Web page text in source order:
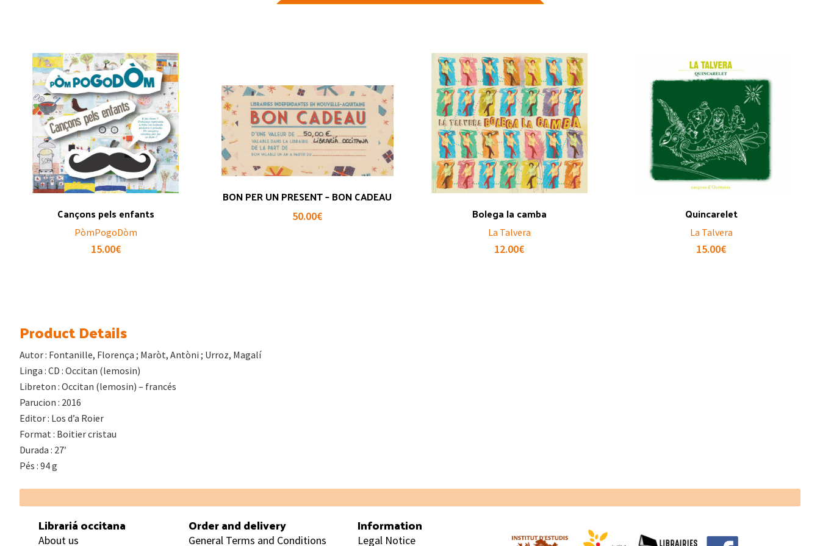
Cançons pels enfants
PòmPogoDòm
15.00€
BON PER UN PRESENT – BON CADEAU
50.00€ Bolega la camba
La Talvera
12.00€
Quincarelet
La Talvera
15.00€
Product Details
Autor : Fontanille, Florença ; Maròt, Antòni ; Urroz, Magalí
Linga : CD : Occitan (lemosin)
Libreton : Occitan (lemosin) – francés
Parucion : 2016
Editor : Los d’a Roier
Format : Boitier cristau
Durada : 27′
Pés : 94 g
Footer
Librariá occitana
About us
Order and delivery
General Terms and Conditions
Information
Legal Notice